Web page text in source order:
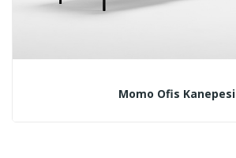
Momo Ofis Kanepesi